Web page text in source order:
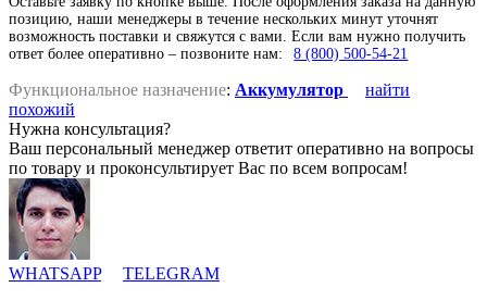
позицию, наши менеджеры в течение нескольких минут уточнят
возможность поставки и свяжутся с вами. Если вам нужно получить
ответ более оперативно – позвоните нам:
8 (800) 500-54-21
Функциональное назначение: Аккумулятор
найти
похожий
Нужна консультация?
Ваш персональный менеджер ответит оперативно на вопросы
по товару и проконсультирует Вас по всем вопросам!
WHATSAPP TELEGRAM